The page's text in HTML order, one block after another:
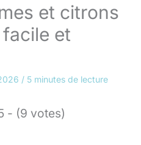
et citrons
et
/ 5 minutes de lecture
- (9 votes)